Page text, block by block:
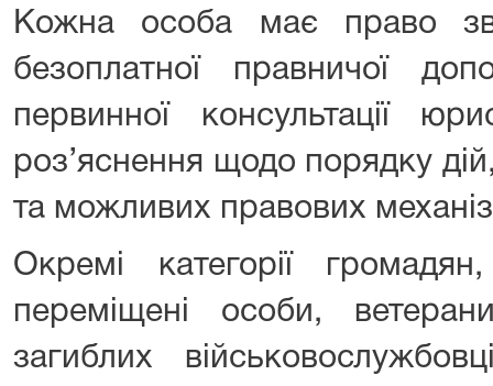
Кожна особа має право
безоплатної правничої
первинної консультації
роз’яснення щодо порядку
та можливих правових
Окремі категорії
переміщені особи,
загиблих